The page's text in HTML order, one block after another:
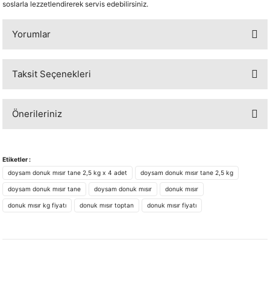
soslarla lezzetlendirerek servis edebilirsiniz.
Yorumlar
Taksit Seçenekleri
Önerileriniz
iletebilirsiniz.
Görüş ve önerileriniz için teşekkür ederiz.
Ürün resmi kalitesiz, bozuk veya görüntülenemiyor.
Ürün bilgilerinde hatalar bulunuyor.
Etiketler :
doysam donuk mısır tane 2,5 kg x 4 adet
doysam donuk mısır tane 2,5 kg
doysam donuk mısır tane doysam donuk mısır donuk mısır
donuk mısır kg fiyatı donuk mısır toptan donuk mısır fiyatı